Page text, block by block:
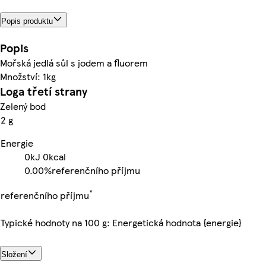
Popis produktu
Popis
Mořská jedlá sůl s jodem a fluorem
Množství: 1kg
Loga třetí strany
Zelený bod
2 g
Energie
0kJ 0kcal
0.00%referenčního příjmu
referenčního příjmu*
Typické hodnoty na 100 g: Energetická hodnota {energie}
Složení